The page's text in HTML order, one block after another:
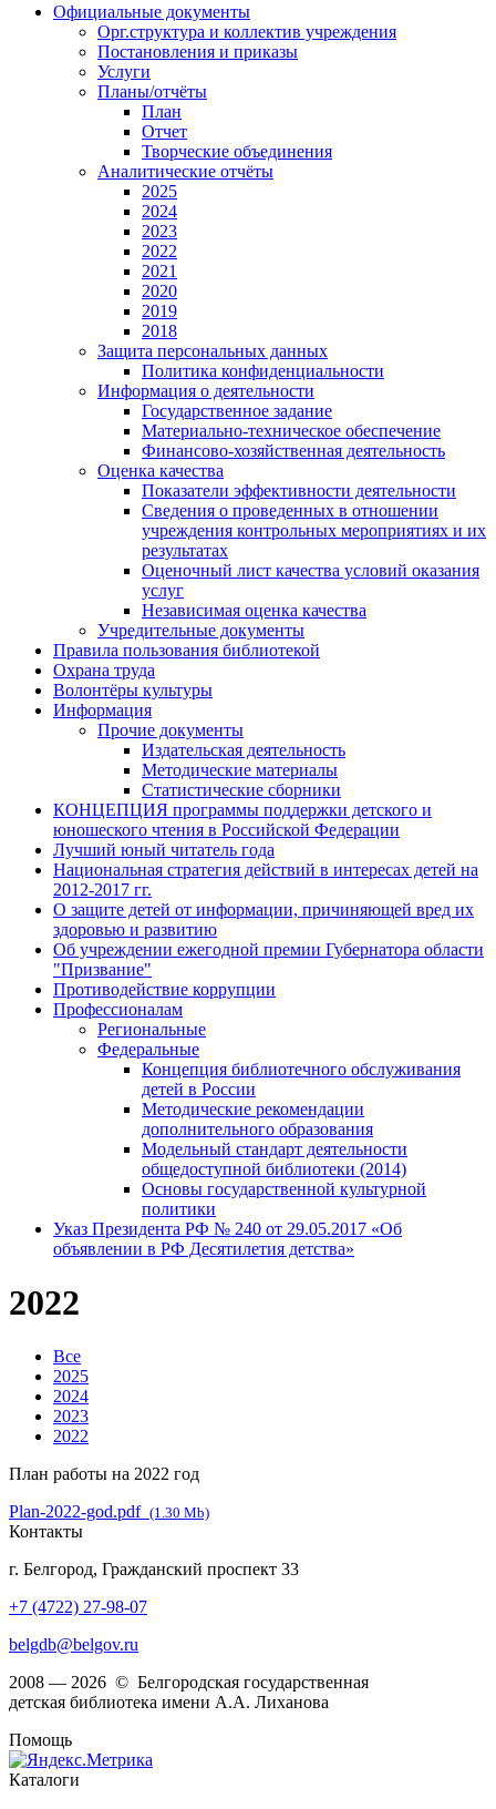
Официальные документы
Орг.структура и коллектив учреждения
Постановления и приказы
Услуги
Планы/отчёты
План
Отчет
Творческие объединения
Аналитические отчёты
2025
2024
2023
2022
2021
2020
2019
2018
Защита персональных данных
Политика конфиденциальности
Информация о деятельности
Государственное задание
Материально-техническое обеспечение
Финансово-хозяйственная деятельность
Оценка качества
Показатели эффективности деятельности
Сведения о проведенных в отношении
учреждения контрольных мероприятиях и их
результатах
Оценочный лист качества условий оказания
услуг
Независимая оценка качества
Учредительные документы
Правила пользования библиотекой
Охрана труда
Волонтёры культуры
Информация
Прочие документы
Издательская деятельность
Методические материалы
Статистические сборники
КОНЦЕПЦИЯ программы поддержки детского и
юношеского чтения в Российской Федерации
Лучший юный читатель года
Национальная стратегия действий в интересах детей на
2012-2017 гг.
О защите детей от информации, причиняющей вред их
здоровью и развитию
Об учреждении ежегодной премии Губернатора области
"Призвание"
Противодействие коррупции
Профессионалам
Региональные
Федеральные
Концепция библиотечного обслуживания
детей в России
Методические рекомендации
дополнительного образования
Модельный стандарт деятельности
общедоступной библиотеки (2014)
Основы государственной культурной
политики
Указ Президента РФ № 240 от 29.05.2017 «Об
объявлении в РФ Десятилетия детства»
2022
Все
2025
2024
2023
2022
План работы на 2022 год
Plan-2022-god.pdf (1.30 Mb)
Контакты
г. Белгород, Гражданский проспект 33
+7 (4722) 27-98-07
belgdb@belgov.ru
2008 — 2026 © Белгородская государственная
детская библиотека имени А.А. Лиханова
Помощь
Каталоги